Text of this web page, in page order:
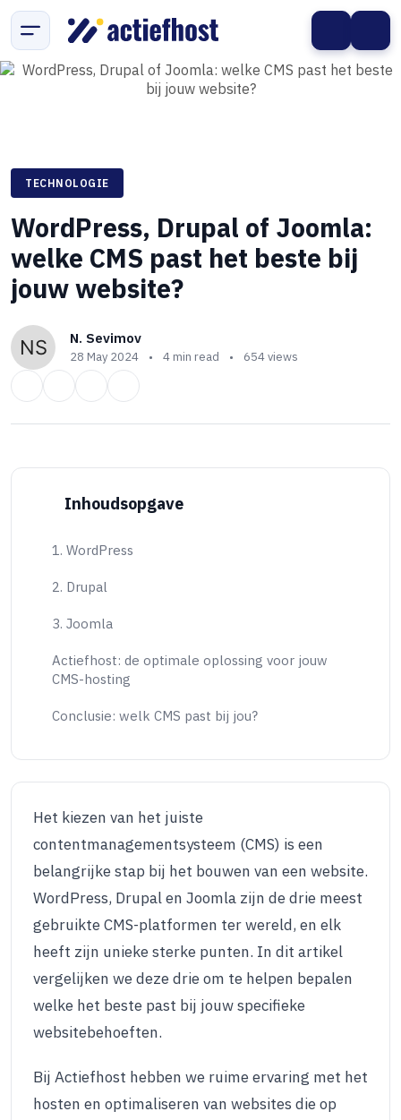
TECHNOLOGIE
WordPress, Drupal of Joomla:
welke CMS past het beste bij
jouw website?
N. Sevimov
28 May 2024 • 4 min read • 654 views
Inhoudsopgave
1. WordPress
2. Drupal
3. Joomla
Actiefhost: de optimale oplossing voor jouw
CMS-hosting
Conclusie: welk CMS past bij jou?
Het kiezen van het juiste
contentmanagementsysteem (CMS) is een
belangrijke stap bij het bouwen van een website.
WordPress, Drupal en Joomla zijn de drie meest
gebruikte CMS-platformen ter wereld, en elk
heeft zijn unieke sterke punten. In dit artikel
vergelijken we deze drie om te helpen bepalen
welke het beste past bij jouw specifieke
websitebehoeften.
Bij Actiefhost hebben we ruime ervaring met het
hosten en optimaliseren van websites die op